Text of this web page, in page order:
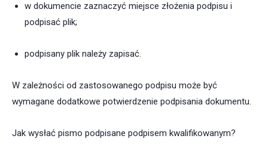
w dokumencie zaznaczyć miejsce złożenia podpisu i
podpisać plik;
podpisany plik należy zapisać.
W zależności od zastosowanego podpisu może być
wymagane dodatkowe potwierdzenie podpisania dokumentu.
Jak wysłać pismo podpisane podpisem kwalifikowanym?